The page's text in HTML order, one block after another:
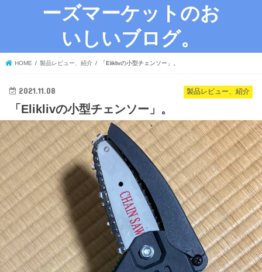
ーズマーケットのお
いしいブログ。
HOME 製品レビュー、紹介 「Eliklivの小型チェンソー」。
製品レビュー、紹介
2021.11.08
「Eliklivの小型チェンソー」。